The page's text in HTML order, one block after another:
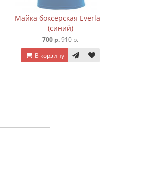
Майка боксёрская Everlast
(синий)
910 р.
В корзину